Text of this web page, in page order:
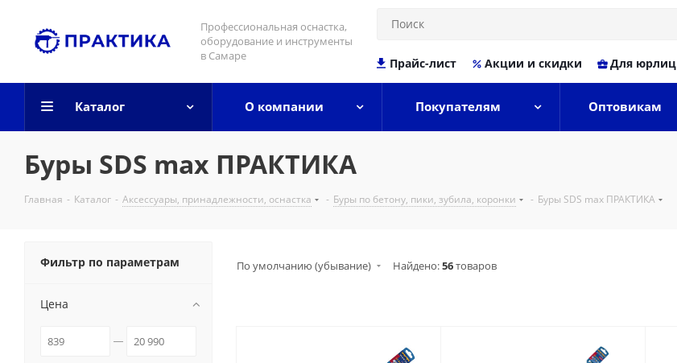
Профессиональная оснастка,
оборудование и инструменты
в Самаре
Прайс-лист Акции и скидки Для юрлиц
Каталог О компании Покупателям Оптовикам
Буры SDS max ПРАКТИКА
Главная - Каталог - Аксессуары, принадлежности, оснастка - Буры по бетону, пики, зубила, коронки - Буры SDS max ПРАКТИКА
По умолчанию (убывание) Найдено:56товаров
Фильтр по параметрам
Цена